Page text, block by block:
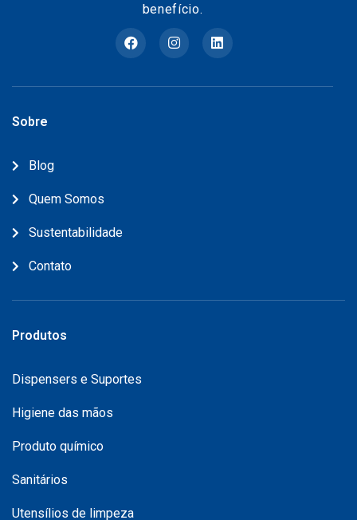
benefício.
Sobre
Blog
Quem Somos
Sustentabilidade
Contato
Produtos
Dispensers e Suportes
Higiene das mãos
Produto químico
Sanitários
Utensílios de limpeza